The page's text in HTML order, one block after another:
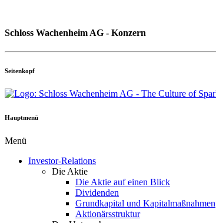
Schloss Wachenheim AG - Konzern
Seitenkopf
Hauptmenü
Menü
Investor-Relations
Die Aktie
Die Aktie auf einen Blick
Dividenden
Grundkapital und Kapitalmaßnahmen
Aktionärsstruktur